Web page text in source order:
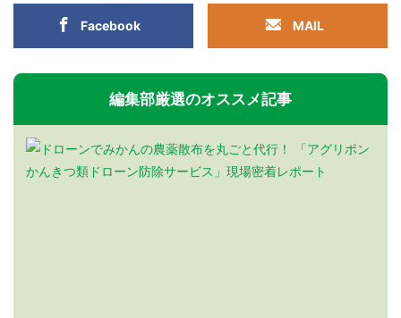
Facebook MAIL
編集部厳選のオススメ記事